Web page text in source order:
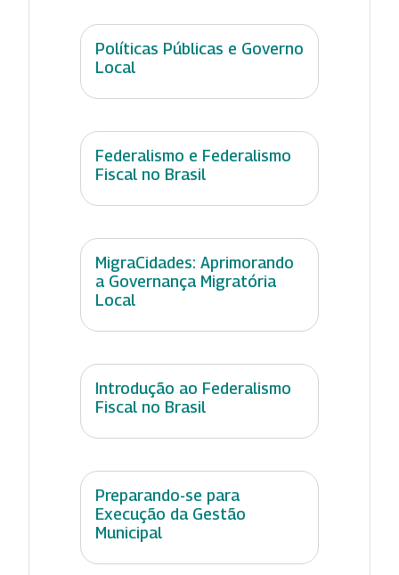
Políticas Públicas e Governo
Local
Federalismo e Federalismo
Fiscal no Brasil
MigraCidades: Aprimorando
a Governança Migratória
Local
Introdução ao Federalismo
Fiscal no Brasil
Preparando-se para
Execução da Gestão
Municipal